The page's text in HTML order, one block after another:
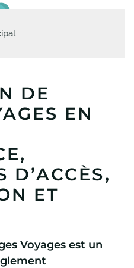
DE
EN
D’ACCÈS,
ET
Voyages est un